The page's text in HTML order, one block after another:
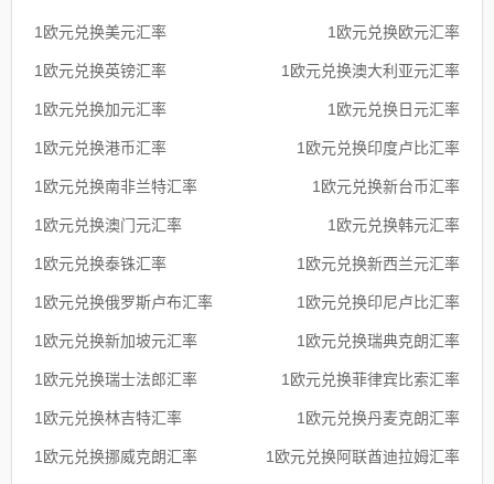
1欧元兑换美元汇率 1欧元兑换欧元汇率
1欧元兑换英镑汇率 1欧元兑换澳大利亚元汇率
1欧元兑换加元汇率 1欧元兑换日元汇率
1欧元兑换港币汇率 1欧元兑换印度卢比汇率
1欧元兑换南非兰特汇率 1欧元兑换新台币汇率
1欧元兑换澳门元汇率 1欧元兑换韩元汇率
1欧元兑换泰铢汇率 1欧元兑换新西兰元汇率
1欧元兑换俄罗斯卢布汇率 1欧元兑换印尼卢比汇率
1欧元兑换新加坡元汇率 1欧元兑换瑞典克朗汇率
1欧元兑换瑞士法郎汇率 1欧元兑换菲律宾比索汇率
1欧元兑换林吉特汇率 1欧元兑换丹麦克朗汇率
1欧元兑换挪威克朗汇率 1欧元兑换阿联酋迪拉姆汇率